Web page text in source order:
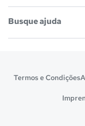
Notas de corte
Busque ajuda
Benefícios
Vs Mais Estudo/Neora
Termos e Condições